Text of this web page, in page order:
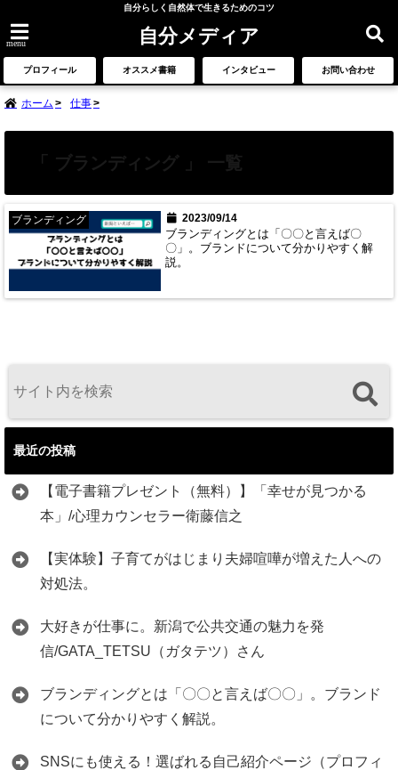
自分らしく自然体で生きるためのコツ
menu 自分メディア
プロフィール オススメ書籍 インタビュー お問い合わせ
ホーム 仕事
「 ブランディング 」 一覧
ブランディング
2023/09/14
ブランディングとは「〇〇と言えば〇
〇」。ブランドについて分かりやすく解
説。
最近の投稿
【電子書籍プレゼント（無料）】「幸せが見つかる
本」/心理カウンセラー衛藤信之
【実体験】子育てがはじまり夫婦喧嘩が増えた人への
対処法。
大好きが仕事に。新潟で公共交通の魅力を発
信/GATA_TETSU（ガタテツ）さん
ブランディングとは「〇〇と言えば〇〇」。ブランド
について分かりやすく解説。
SNSにも使える！選ばれる自己紹介ページ（プロフィ